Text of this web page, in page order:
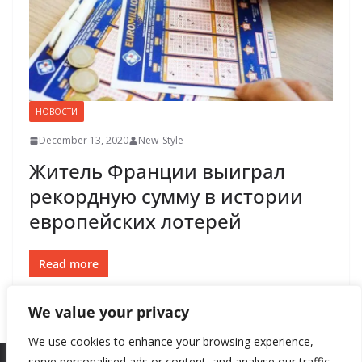
We value your privacy
We use cookies to enhance your browsing experience,
НОВОСТИ
December 13, 2020 New_Style
Житель Франции выиграл
рекордную сумму в истории
европейских лотерей
Read more